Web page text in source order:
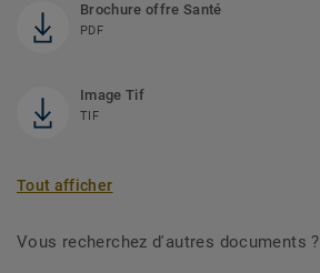
Brochure offre Santé
PDF
Image Tif
TIF
Tout afficher
Vous recherchez d'autres documents ?